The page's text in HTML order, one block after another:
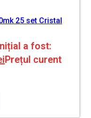
25 set Cristal
a fost:
Prețul curent